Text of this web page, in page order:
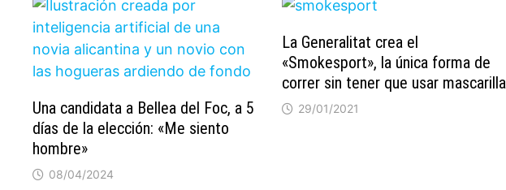
Una candidata a Bellea del Foc, a 5
días de la elección: «Me siento
hombre»
08/04/2024
La Generalitat crea el
«Smokesport», la única forma de
correr sin tener que usar mascarilla
29/01/2021